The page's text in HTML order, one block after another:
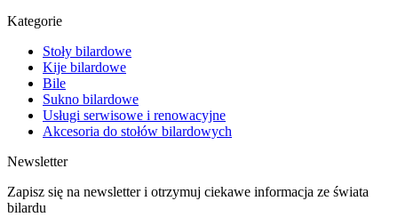
Kategorie
Stoły bilardowe
Kije bilardowe
Bile
Sukno bilardowe
Usługi serwisowe i renowacyjne
Akcesoria do stołów bilardowych
Newsletter
Zapisz się na newsletter i otrzymuj ciekawe informacja ze świata
bilardu